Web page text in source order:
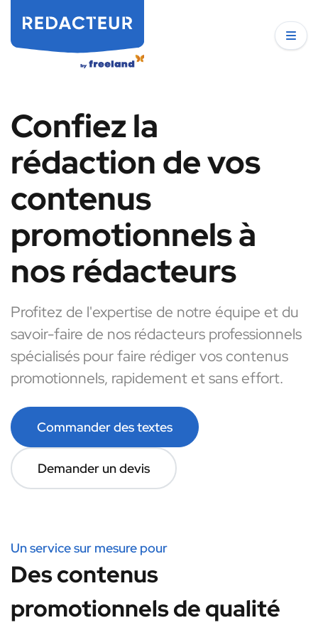
Confiez la
rédaction de vos
contenus
promotionnels à
nos rédacteurs
Profitez de l'expertise de notre équipe et du
savoir-faire de nos rédacteurs professionnels
spécialisés pour faire rédiger vos contenus
promotionnels, rapidement et sans effort.
Commander des textes
Demander un devis
Un service sur mesure pour
Des contenus
promotionnels de qualité